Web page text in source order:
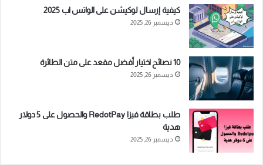
كيفية إرسال لوكيشن على الواتس اب 2025
ديسمبر 26, 2025
10 نصائح اختيار أفضل مقعد على متن الطائرة
ديسمبر 26, 2025
طلب بطاقة فيزا RedotPay والحصول على 5 دولار
هدية
ديسمبر 26, 2025